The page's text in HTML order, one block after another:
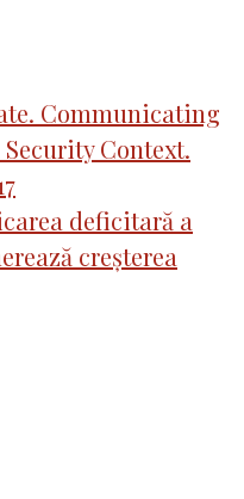
Communicating
Context.
deficitară a
creșterea